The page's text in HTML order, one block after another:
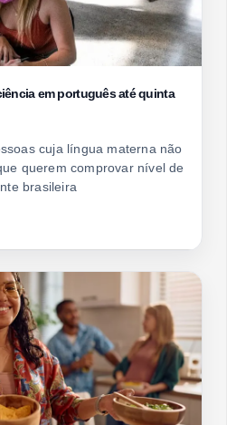
em português até quinta
cuja língua materna não
querem comprovar nível de
brasileira